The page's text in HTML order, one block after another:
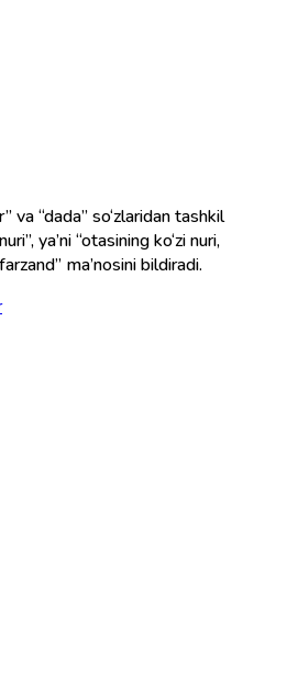
va “dada” so‘zlaridan tashkil
ya’ni “otasining ko‘zi nuri,
ma’nosini bildiradi.